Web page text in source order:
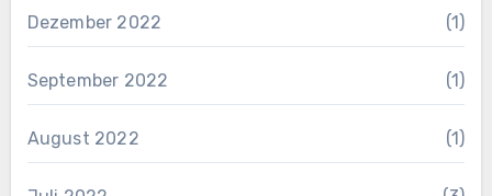
Dezember 2022 (1)
September 2022 (1)
August 2022 (1)